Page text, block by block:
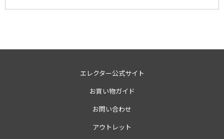
エレクター公式サイト
お買い物ガイド
お問い合わせ
アウトレット